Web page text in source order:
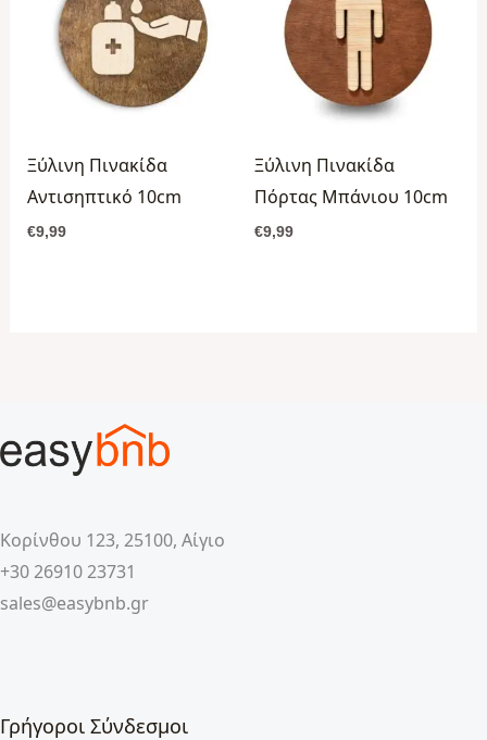
Ξύλινη Πινακίδα
Αντισηπτικό 10cm
€9,99
Ξύλινη Πινακίδα
Πόρτας Μπάνιου 10cm
€9,99
Κορίνθου 123, 25100, Αίγιο
+30 26910 23731
sales@easybnb.gr
Γρήγοροι Σύνδεσμοι